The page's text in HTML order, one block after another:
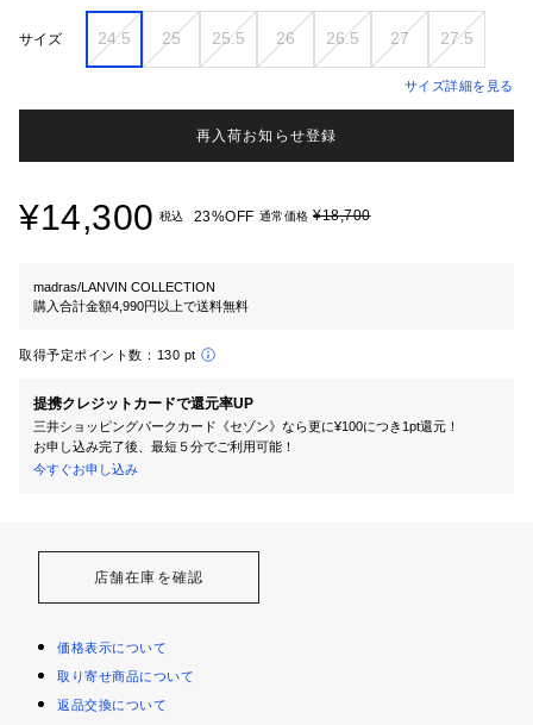
サイズ 24.5 25 25.5 26 26.5 27 27.5
サイズ詳細を見る
再入荷お知らせ登録
¥14,300 税込 23%OFF 通常価格 ¥18,700
madras/LANVIN COLLECTION
購入合計金額4,990円以上で送料無料
取得予定ポイント数： 130 pt
提携クレジットカードで還元率UP
三井ショッピングパークカード《セゾン》なら更に¥100につき1pt還元！
お申し込み完了後、最短５分でご利用可能！
今すぐお申し込み
店舗在庫を確認
価格表示について
取り寄せ商品について
返品交換について